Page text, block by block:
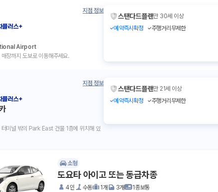
지점 정보
플러스+
Airport
장까지 도보로 이동해주세요.
스탠다드플랜만 30세 이상
예약즉시확정
주행거리무제한
지점 정보
플러스+
터미널 밖의 Park East 건물 1층에 위치해 있
스탠다드플랜만 21세 이상
예약즉시확정
주행거리무제한
소형
도요타 아이고 또는 동급차종
4인 수동 1개 3개
1종보통